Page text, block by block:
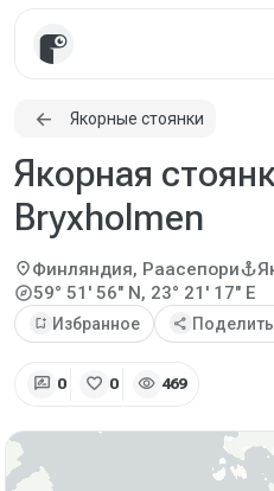
Якорные стоянки
Якорная
Bryxholmen
location_onФинляндия, Раасепориanchor
explore59° 51' 56" N, 23° 21' 17" E
bookmark_add Избранное share
rate_review 0 favorite 0 visibility 469